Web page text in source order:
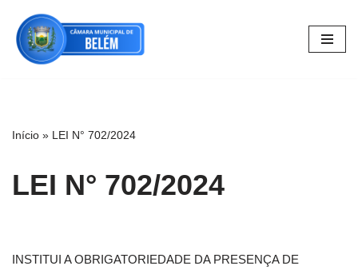
Pular
para
Início » LEI N° 702/2024
LEI N° 702/2024
INSTITUI A OBRIGATORIEDADE DA PRESENÇA DE